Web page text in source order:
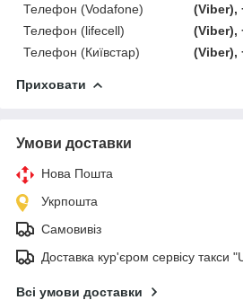
Телефон (Vodafone)
(Viber),
Телефон (lifecell)
(Viber),
Телефон (Київстар)
(Viber),
Приховати
Умови доставки
Нова Пошта
Укрпошта
Самовивіз
Доставка кур'єром сервісу такси
Всі умови доставки